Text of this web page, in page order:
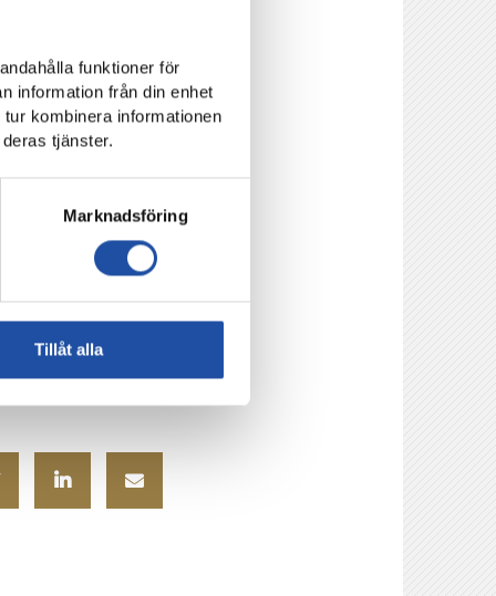
funktioner för
information från din enhet
kombinera informationen
tjänster.
Marknadsföring
Tillåt alla
norskan starkt
medspelare som
stort lycka till i